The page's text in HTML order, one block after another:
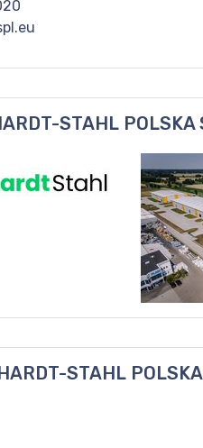
STAHL POLSKA
STAHL POLSKA